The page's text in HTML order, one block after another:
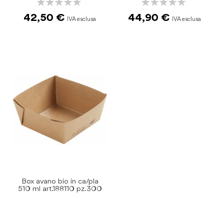
42,50 € 44,90 €
Box avano bio in ca/pla
510 ml art.188110 pz.300